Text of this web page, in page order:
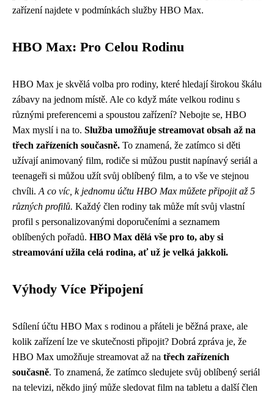
zařízení najdete v podmínkách služby HBO Max.
HBO Max: Pro Celou Rodinu
HBO Max je skvělá volba pro rodiny, které hledají širokou škálu
zábavy na jednom místě. Ale co když máte velkou rodinu s
různými preferencemi a spoustou zařízení? Nebojte se, HBO
Max myslí i na to. Služba umožňuje streamovat obsah až na
třech zařízeních současně. To znamená, že zatímco si děti
užívají animovaný film, rodiče si můžou pustit napínavý seriál a
teenageři si můžou užít svůj oblíbený film, a to vše ve stejnou
chvíli. A co víc, k jednomu účtu HBO Max můžete připojit až 5
různých profilů. Každý člen rodiny tak může mít svůj vlastní
profil s personalizovanými doporučeními a seznamem
oblíbených pořadů. HBO Max dělá vše pro to, aby si
streamování užila celá rodina, ať už je velká jakkoli.
Výhody Více Připojení
Sdílení účtu HBO Max s rodinou a přáteli je běžná praxe, ale
kolik zařízení lze ve skutečnosti připojit? Dobrá zpráva je, že
HBO Max umožňuje streamovat až na třech zařízeních
současně. To znamená, že zatímco sledujete svůj oblíbený seriál
na televizi, někdo jiný může sledovat film na tabletu a další člen